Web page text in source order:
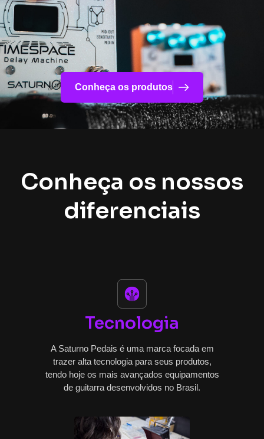
Conheça os produtos
Conheça os nossos
diferenciais
Tecnologia
A Saturno Pedais é uma marca focada em
trazer alta tecnologia para seus produtos,
tendo hoje os mais avançados equipamentos
de guitarra desenvolvidos no Brasil.